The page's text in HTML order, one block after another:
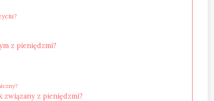
z pieniędzmi?
związany z pieniędzmi?